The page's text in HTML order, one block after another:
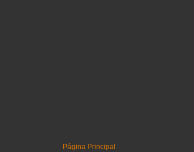
Página Principal